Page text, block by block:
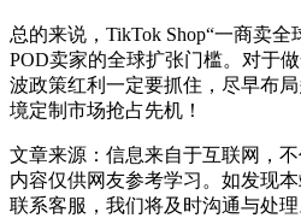
总的来说，TikTok Shop“一商卖
POD卖家的全球扩张门槛。对于
波政策红利一定要抓住，尽早布
境定制市场抢占先机！
文章来源：信息来自于互联网，
内容仅供网友参考学习。如发现
联系客服，我们将及时沟通与处